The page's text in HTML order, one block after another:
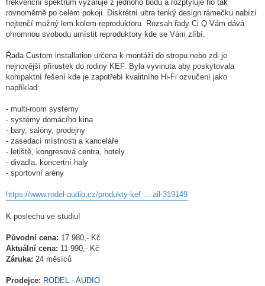
frekvenční spektrum vyzařuje z jednoho bodu a rozptyluje ho tak
rovnoměrně po celém pokoji. Diskrétní ultra tenký design rámečku nabízí
nejtenčí možný lem kolem reproduktoru. Rozsah řady Ci Q Vám dává
ohromnou svobodu umístit reproduktory kde se Vám zlíbí.
Řada Custom installation určena k montáži do stropu nebo zdi je
nejnovější přírustek do rodiny KEF. Byla vyvinuta aby poskytovala
kompaktní řešení kde je zapotřebí kvalitního Hi-Fi ozvučení jako
například:
- multi-room systémy
- systémy domácího kina
- bary, salóny, prodejny
- zasedací místnosti a kanceláře
- letiště, kongresová centra, hotely
- divadla, koncertní haly
- sportovní arény
https://www.rodel-audio.cz/produkty-kef ... ail-319149
K poslechu ve studiu!
Původní cena: 17 980,- Kč
Aktuální cena: 11 990,- Kč
Záruka: 24 měsíců
Prodejce: RODEL - AUDIO